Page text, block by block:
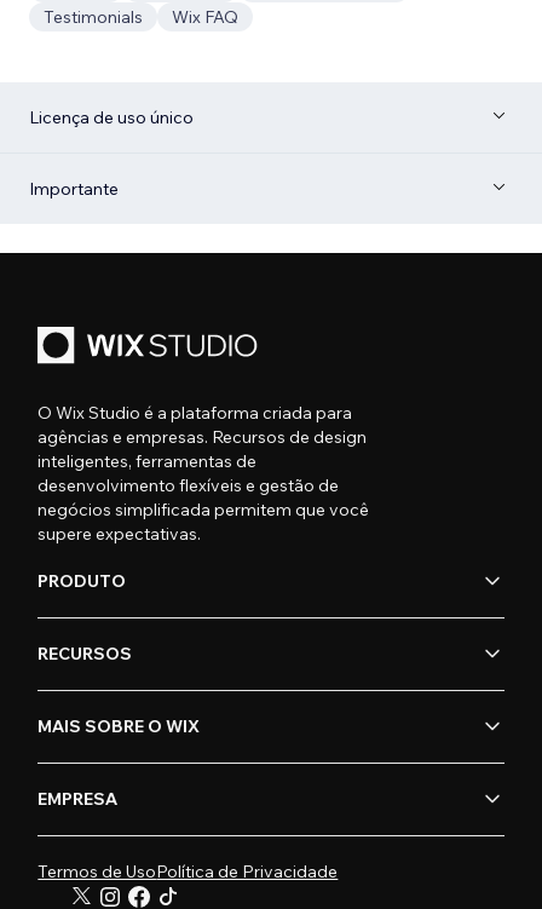
Testimonials
Wix FAQ
Licença de uso único
Importante
O Wix Studio é a plataforma criada para
agências e empresas. Recursos de design
inteligentes, ferramentas de
desenvolvimento flexíveis e gestão de
negócios simplificada permitem que você
supere expectativas.
PRODUTO
RECURSOS
MAIS SOBRE O WIX
EMPRESA
Termos de UsoPolítica de Privacidade